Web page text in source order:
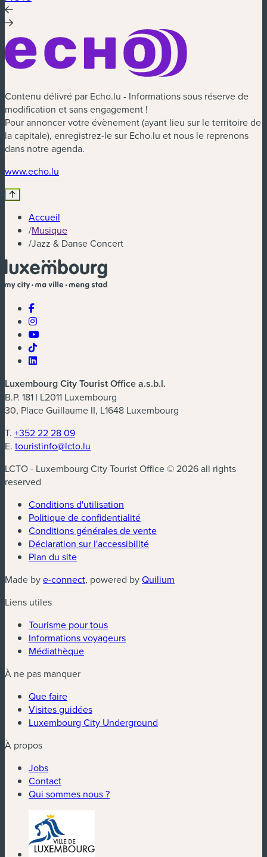
Contenu délivré par Echo.lu - Informations sous réserve de
modification et sans engagement !
Pour annoncer votre évènement (ayant lieu sur le territoire de
la capitale), enregistrez-le sur Echo.lu et nous le reprenons
dans notre agenda.
www.echo.lu
Accueil
/Musique
/Jazz & Danse Concert
Luxembourg City Tourist Office a.s.b.l.
B.P. 181 | L2011 Luxembourg
30, Place Guillaume II, L1648 Luxembourg
T. +352 22 28 09
E. touristinfo@lcto.lu
LCTO - Luxembourg City Tourist Office © 2026 all rights
reserved
Conditions d'utilisation
Politique de confidentialité
Conditions générales de vente
Déclaration sur l'accessibilité
Plan du site
Made bye-connect(nouvelle fenêtre)
, powered byQuilium
Liens utiles
Tourisme pour tous
Informations voyageurs
Médiathèque
À ne pas manquer
Que faire
Visites guidées
Luxembourg City Underground
À propos
Jobs
Contact
Qui sommes nous ?